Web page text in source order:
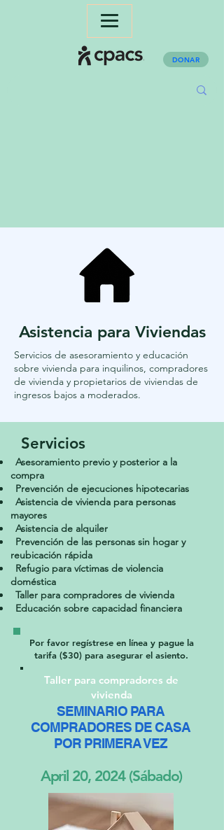
DONAR
Asistencia para Viviendas
Servicios de asesoramiento y educación
sobre vivienda para inquilinos, compradores
de vivienda y propietarios de viviendas de
ingresos bajos a moderados.
Servicios
Asesoramiento previo y posterior a la
compra
Prevención de ejecuciones hipotecarias
Asistencia de vivienda para personas
mayores
Asistencia de alquiler
Prevención de las personas sin hogar y
reubicación rápida
Refugio para víctimas de violencia
doméstica
Taller para compradores de vivienda
Educación sobre capacidad financiera
Por favor regístrese en línea y pague la
tarifa ($30) para asegurar el asiento.
Taller para compradores de
vivienda
SEMINARIO PARA
COMPRADORES DE CASA
POR PRIMERA VEZ
April 20, 2024 (Sábado)